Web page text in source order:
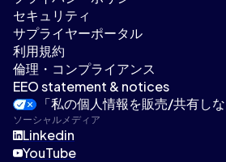
セキュリティ
サプライヤーポータル
利用規約
倫理・コンプライアンス
EEO statement & notices
「私の個人情報を販売/共有しな
ソーシャルメディア
Linkedin
YouTube